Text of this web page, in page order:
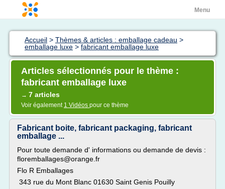
Menu
Accueil > Thèmes & articles : emballage cadeau >
emballage luxe > fabricant emballage luxe
Articles sélectionnés pour le thème :
fabricant emballage luxe
→ 7 articles
Voir également 1 Vidéos pour ce thème
Fabricant boite, fabricant packaging, fabricant
emballage ...
Pour toute demande d' informations ou demande de devis :
floremballages@orange.fr
Flo R Emballages
343 rue du Mont Blanc 01630 Saint Genis Pouilly